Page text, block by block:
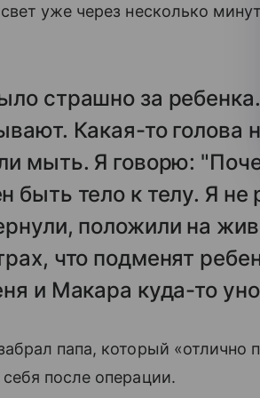
уже через несколько
страшно за
Какая-то голова
мыть. Я говорю:
быть тело к телу. Я
положили на
что подменят
и Макара куда-то
папа, который
после операции.